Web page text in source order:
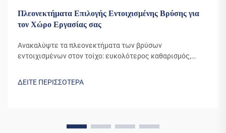
Πλεονεκτήματα Επιλογής Εντοιχισμένης Βρύσης για
τον Χώρο Εργασίας σας
Ανακαλύψτε τα πλεονεκτήματα των βρύσων
εντοιχισμένων στον τοίχο: ευκολότερος καθαρισμός,
ΔΕΙΤΕ ΠΕΡΙΣΣΟΤΕΡΑ